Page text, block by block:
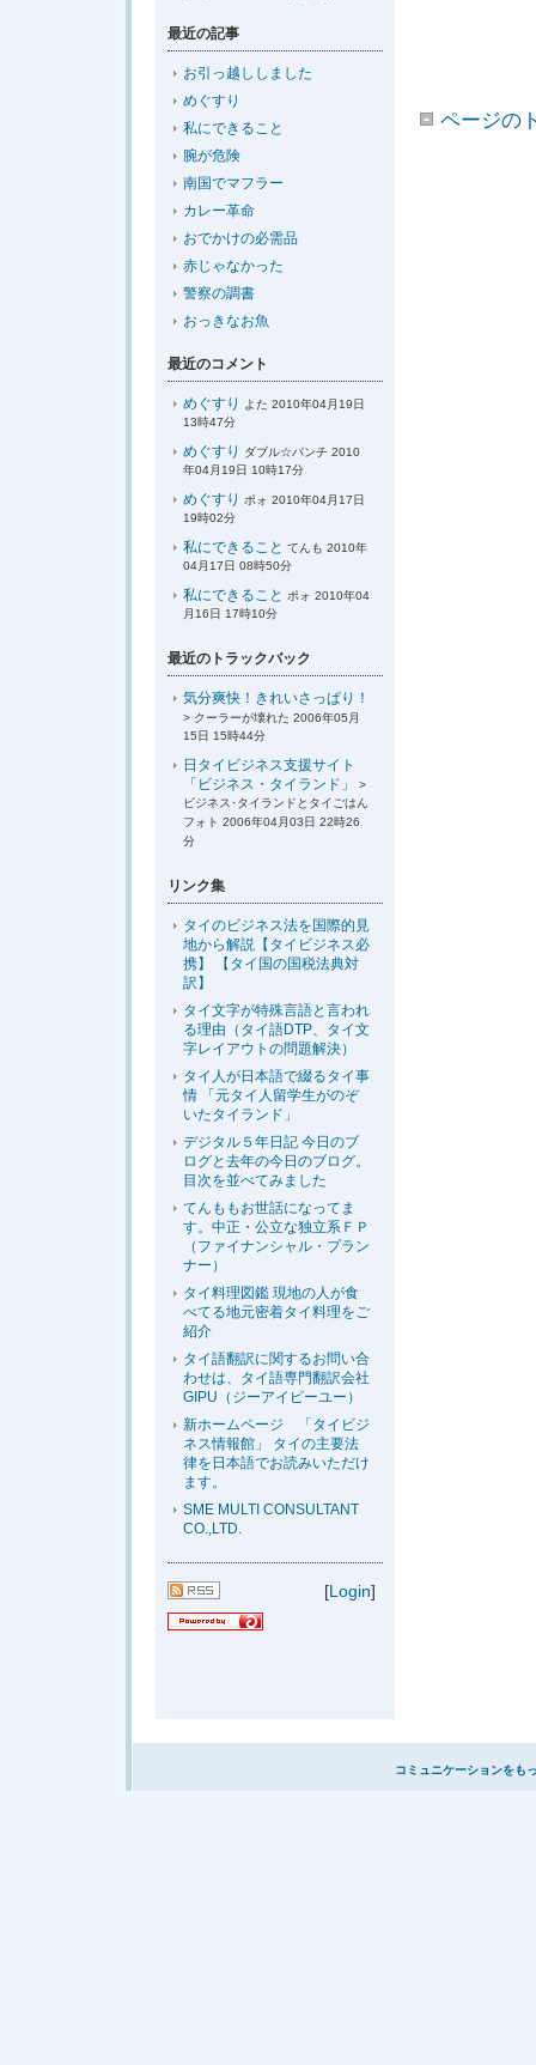
ページの
最近の記事
お引っ越ししました
めぐすり
私にできること
腕が危険
南国でマフラー
カレー革命
おでかけの必需品
赤じゃなかった
警察の調書
おっきなお魚
最近のコメント
めぐすり よた 2010年04月19日
13時47分
めぐすり
ダブル☆パンチ 2010
年04月19日 10時17分
めぐすり
ポォ 2010年04月17日
19時02分
私にできること てんも 2010年
04月17日 08時50分
私にできること ポォ 2010年04
月16日 17時10分
最近のトラックバック
気分爽快！きれいさっぱり！
> クーラーが壊れた 2006年05月
15日 15時44分
日タイビジネス支援サイト
「ビジネス・タイランド」
>
ビジネス･タイランドとタイごはん
フォト 2006年04月03日 22時26
分
リンク集
タイのビジネス法を国際的見
地から解説【タイビジネス必
携】 【タイ国の国税法典対
訳】
タイ文字が特殊言語と言われ
る理由（タイ語DTP、タイ文
字レイアウトの問題解決）
タイ人が日本語で綴るタイ事
情 「元タイ人留学生がのぞ
いたタイランド」
デジタル５年日記 今日のブ
ログと去年の今日のブログ。
目次を並べてみました
てんももお世話になってま
す。中正・公立な独立系ＦＰ
（ファイナンシャル・プラン
ナー）
タイ料理図鑑 現地の人が食
べてる地元密着タイ料理をご
紹介
タイ語翻訳に関するお問い合
わせは、タイ語専門翻訳会社
GIPU（ジーアイピーユー）
新ホームページ 「タイビジ
ネス情報館」 タイの主要法
律を日本語でお読みいただけ
ます。
SME MULTI CONSULTANT
CO.,LTD.
[Login]
コミュニケーションをも